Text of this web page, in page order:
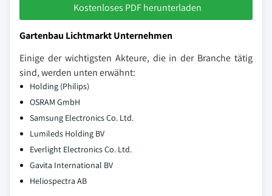
Kostenloses PDF herunterladen
Gartenbau Lichtmarkt Unternehmen
Einige der wichtigsten Akteure, die in der Branche tätig
sind, werden unten erwähnt:
Holding (Philips)
OSRAM GmbH
Samsung Electronics Co. Ltd.
Lumileds Holding BV
Everlight Electronics Co. Ltd.
Gavita International BV
Heliospectra AB